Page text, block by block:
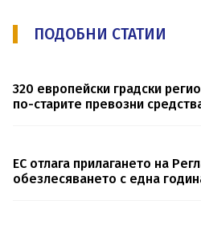
ПОДОБНИ СТАТИИ
320 европейски градски
по-старите превозни
ЕС отлага прилагането на
обезлесяването с една